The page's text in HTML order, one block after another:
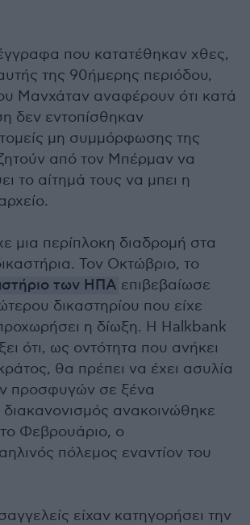
που κατατέθηκαν χθες,
της 90ήμερης περιόδου,
Μανχάταν αναφέρουν ότι κατά
δεν εντοπίσθηκαν
τομείς μη συμμόρφωσης της
από τον Μπέρμαν να
το αίτημά τους να μπει η
μια περίπλοκη διαδρομή στα
Τον Οκτώβριο, το
των ΗΠΑ επιβεβαίωσε
δικαστηρίου που είχε
η δίωξη. Η Halkbank
ότι, ως οντότητα που ανήκει
θα πρέπει να έχει ασυλία
προσφυγών σε ξένα
ανακοινώθηκε
Φεβρουάριο, ο
πόλεμος εναντίον του
είχαν κατηγορήσει την